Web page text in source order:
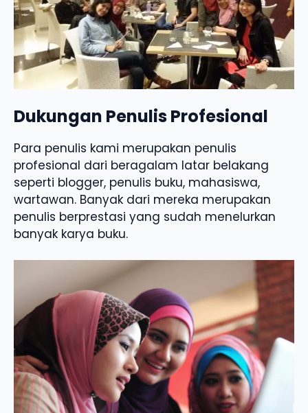
Dukungan Penulis Profesional
Para penulis kami merupakan penulis
profesional dari beragalam latar belakang
seperti blogger, penulis buku, mahasiswa,
wartawan. Banyak dari mereka merupakan
penulis berprestasi yang sudah menelurkan
banyak karya buku.